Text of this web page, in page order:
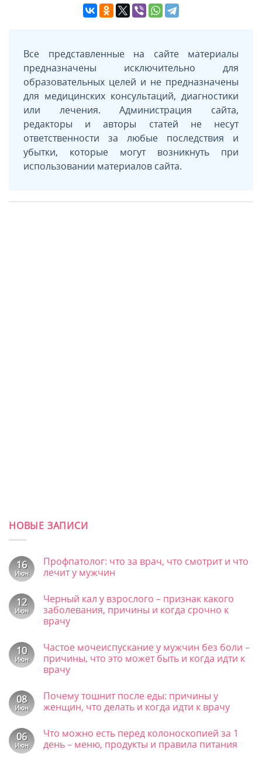
Все представленные на сайте материалы
предназначены исключительно для
образовательных целей и не предназначены
для медицинских консультаций, диагностики
или лечения. Администрация сайта,
редакторы и авторы статей не несут
ответственности за любые последствия и
убытки, которые могут возникнуть при
использовании материалов сайта.
НОВЫЕ ЗАПИСИ
16
Июн
Профпатолог: что за врач, что смотрит и что
лечит у мужчин
записи
Профпатолог:
что
за
смотрит
что
лечит
у
12
Июн
Черный кал у взрослого – признак какого
заболевания, причины и когда срочно к
врачу
записи
Черный
кал
у
признак
какого
заболевания,
когда
срочно
к
10
Июн
Частое мочеиспускание у мужчин без боли –
причины, что это может быть и когда идти к
врачу
записи
Частое
мочеиспускание
без
боли
–
08
Июн
Почему тошнит после еды: причины у
женщин, что делать и когда идти к врачу
записи
Почему
тошнит
06
Июн
Что можно есть перед колоноскопией за 1
день – меню, продукты и правила питания